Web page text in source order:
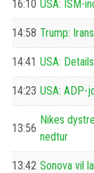
16:10 USA: ISM-
14:58 Trump:
14:41 USA:
14:23 USA: ADP-
13:56
Nikes
nedtur
13:42 Sonova vil